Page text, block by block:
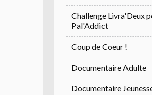
Challenge Livra'Deux
Pal'Addict
Coup de Coeur !
Documentaire Adulte
Documentaire